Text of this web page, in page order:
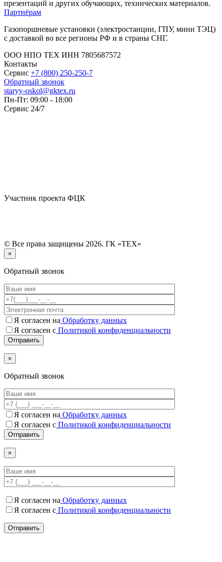
презентаций и других обучающих, технических материалов.
Партнёрам
Газопоршневые установки (электростанции, ГПУ, мини ТЭЦ)
с доставкой во все регионы РФ и в страны СНГ.
ООО НПО ТЕХ ИНН 7805687572
Контакты
Сервис +7 (800) 250-250-7
Обратный звонок
staryy-oskol@gktex.ru
Пн-Пт: 09:00 - 18:00
Сервис 24/7
Участник проекта ФЦК
© Все права защищены 2026. ГК «ТЕХ»
×
Обратный звонок
Я согласен на Обработку данных
Я согласен с Политикой конфиденциальности
×
Обратный звонок
Я согласен на Обработку данных
Я согласен c Политикой конфиденциальности
×
Я согласен на Обработку данных
Я согласен c Политикой конфиденциальности